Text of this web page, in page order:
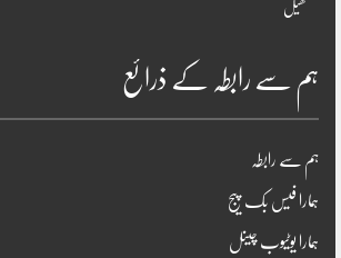
کھیل
ہم سے رابطہ کے ذرائع
ہم سے رابطہ
ہمارا فیس بک پیج
ہمارا یوٹیوب چینل